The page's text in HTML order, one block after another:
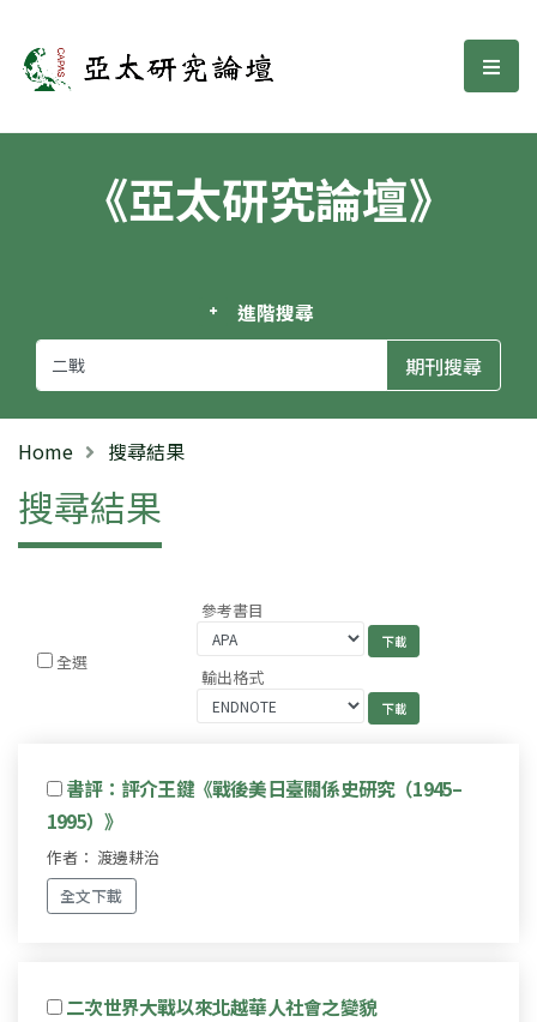
亞太研究論壇 選
《亞太研究論壇》
進階搜尋
Home 搜尋結果
搜尋結果
全選
參考書目
輸出格式
書評：評介王鍵《戰後美日臺關係史研究（1945–
1995）》
作者： 渡邊耕治
全文下載
二次世界大戰以來北越華人社會之變貌